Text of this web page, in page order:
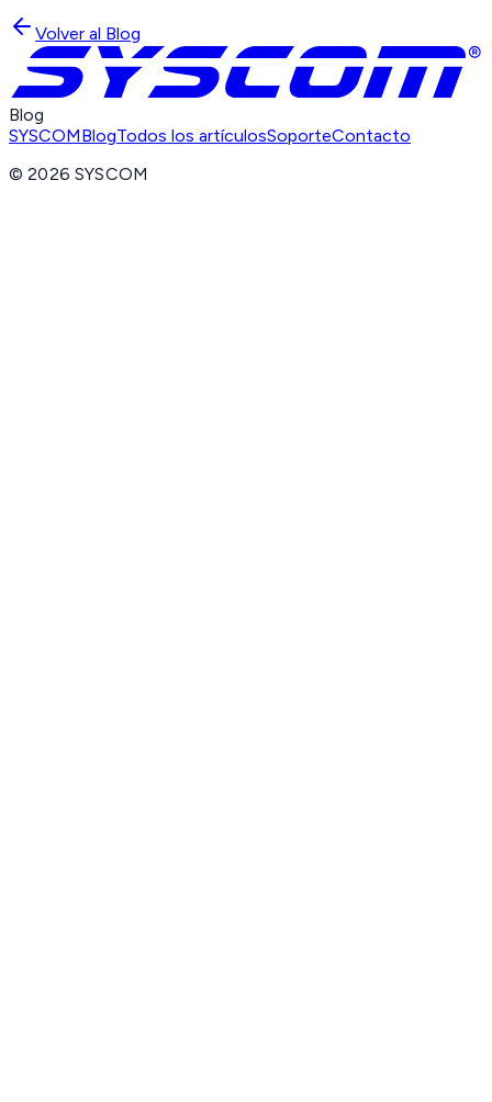
Volver al Blog
Blog
SYSCOMBlogTodos los artículosSoporteContacto
©2026 SYSCOM